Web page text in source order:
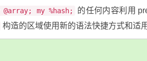
@array; my %hash; 的任何内容利用
构造的区域使用新的语法快捷方式和适